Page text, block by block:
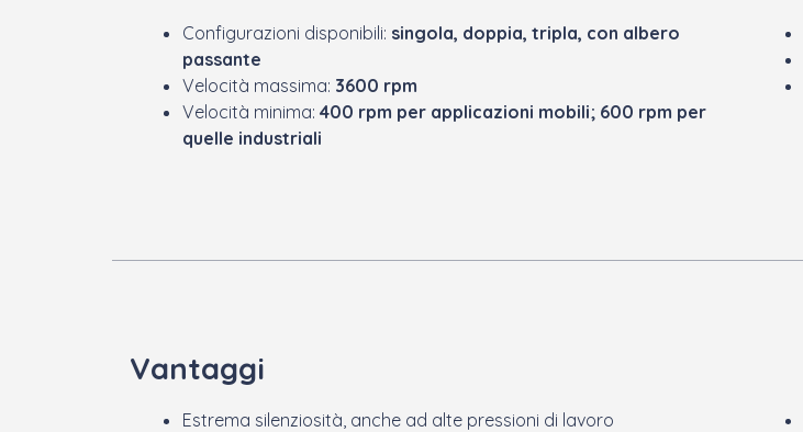
Configurazioni disponibili: singola, doppia, tripla, con albero
passante
Velocità massima: 3600 rpm
Velocità minima: 400 rpm per applicazioni mobili; 600 rpm per
quelle industriali
Vantaggi
Estrema silenziosità, anche ad alte pressioni di lavoro